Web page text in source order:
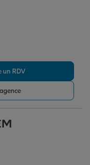
un RDV